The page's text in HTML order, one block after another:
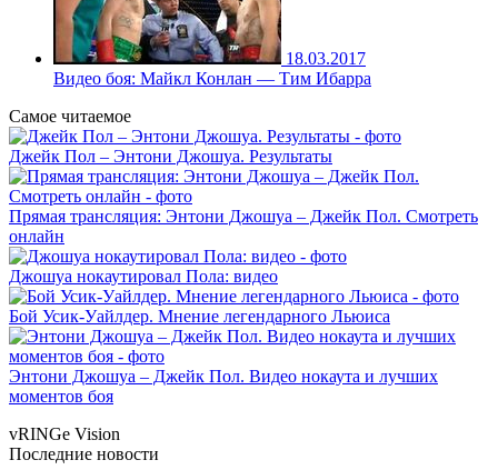
18.03.2017
Видео боя: Майкл Конлан — Тим Ибарра
Самое читаемое
Джейк Пол – Энтони Джошуа. Результаты
Прямая трансляция: Энтони Джошуа – Джейк Пол. Смотреть
онлайн
Джошуа нокаутировал Пола: видео
Бой Усик-Уайлдер. Мнение легендарного Льюиса
Энтони Джошуа – Джейк Пол. Видео нокаута и лучших
моментов боя
vRINGe Vision
Последние новости